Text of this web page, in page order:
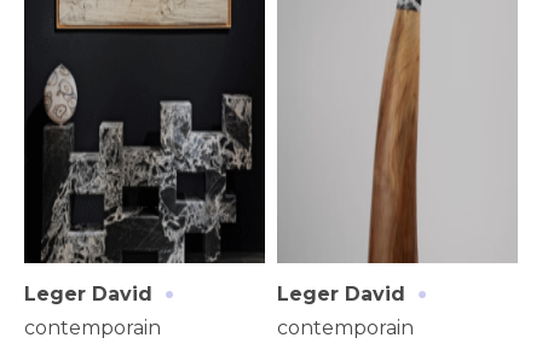
Leger David ·
contemporain
Leger David ·
contemporain